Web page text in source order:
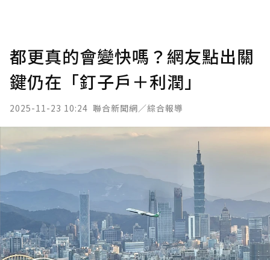
都更真的會變快嗎？網友點出關
鍵仍在「釘子戶＋利潤」
2025-11-23 10:24 聯合新聞網／綜合報導